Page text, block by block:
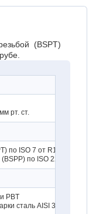
(BSPT)
рт. ст.
по ISO 7 от R1/8" до R1/
по ISO 228 с
PBT
сталь AISI 301